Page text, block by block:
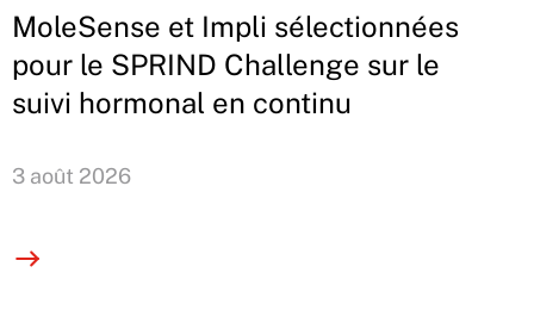
MoleSense et Impli sélectionnées
pour le SPRIND Challenge sur le
suivi hormonal en continu
3 août 2026